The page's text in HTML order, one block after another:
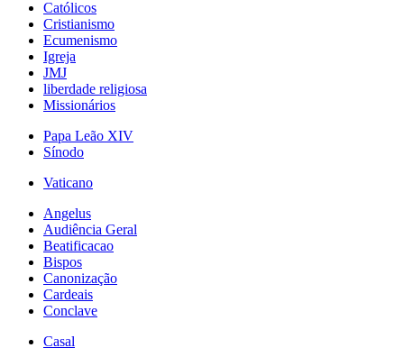
Católicos
Cristianismo
Ecumenismo
Igreja
JMJ
liberdade religiosa
Missionários
Papa Leão XIV
Sínodo
Vaticano
Angelus
Audiência Geral
Beatificacao
Bispos
Canonização
Cardeais
Conclave
Casal